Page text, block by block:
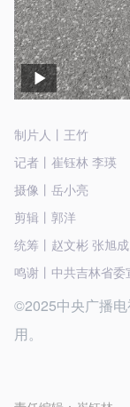
制片人丨王竹
记者丨崔钰林 李瑛
摄像丨岳小亮
剪辑丨郭洋
统筹丨赵文彬 张旭成
鸣谢丨中共吉林省
©2025中央广播
用。